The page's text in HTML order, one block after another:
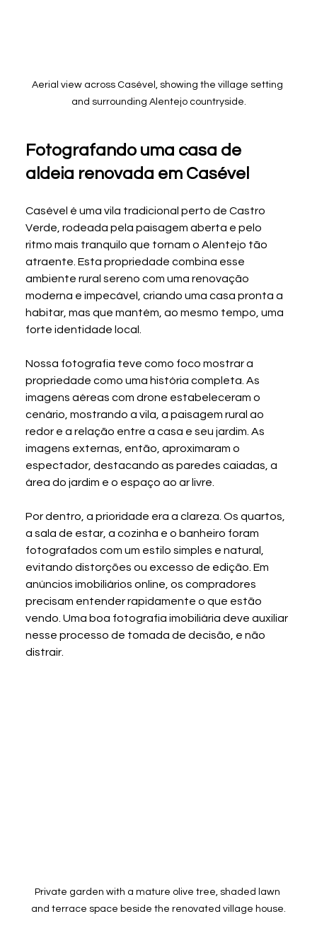
Aerial view across Casével, showing the village setting
and surrounding Alentejo countryside.
Fotografando uma casa de
aldeia renovada em Casével
Casével é uma vila tradicional perto de Castro
Verde, rodeada pela paisagem aberta e pelo
ritmo mais tranquilo que tornam o Alentejo tão
atraente. Esta propriedade combina esse
ambiente rural sereno com uma renovação
moderna e impecável, criando uma casa pronta a
habitar, mas que mantém, ao mesmo tempo, uma
forte identidade local.
Nossa fotografia teve como foco mostrar a
propriedade como uma história completa. As
imagens aéreas com drone estabeleceram o
cenário, mostrando a vila, a paisagem rural ao
redor e a relação entre a casa e seu jardim. As
imagens externas, então, aproximaram o
espectador, destacando as paredes caiadas, a
área do jardim e o espaço ao ar livre.
Por dentro, a prioridade era a clareza. Os quartos,
a sala de estar, a cozinha e o banheiro foram
fotografados com um estilo simples e natural,
evitando distorções ou excesso de edição. Em
anúncios imobiliários online, os compradores
precisam entender rapidamente o que estão
vendo. Uma boa fotografia imobiliária deve auxiliar
nesse processo de tomada de decisão, e não
distrair.
Private garden with a mature olive tree, shaded lawn
and terrace space beside the renovated village house.